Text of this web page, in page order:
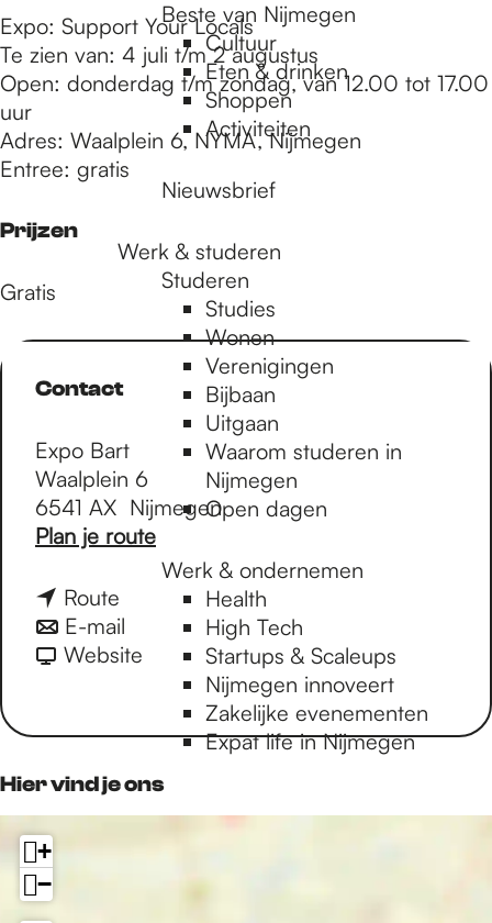
Beste van Nijmegen
Cultuur
Eten & drinken
Shoppen
Activiteiten
Nieuwsbrief
Werk & studeren
Studeren
Studies
Wonen
Verenigingen
Bijbaan
Uitgaan
Waarom studeren in
Nijmegen
Open dagen
Werk & ondernemen
Health
High Tech
Startups & Scaleups
Nijmegen innoveert
Zakelijke evenementen
Expat life in Nijmegen
Expo: Support Your Locals
Te zien van: 4 juli t/m 2 augustus
Open: donderdag t/m zondag, van 12.00 tot 17.00
uur
Adres: Waalplein 6, NYMA, Nijmegen
Entree: gratis
Prijzen
Gratis
Contact
Expo Bart
Waalplein 6
6541 AX Nijmegen
Plan je routen
a
p
r
t
Route
a
a
u
p
o
E-mail
a
S
p
p
Website
S
p
p
Hier vind je ons
+
−